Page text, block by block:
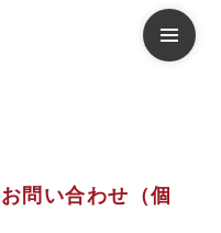
問い合わせ（個